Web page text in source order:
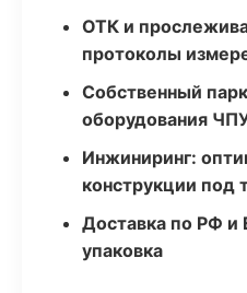
ОТК и
протоколы
Собственный
оборудования
Инжиниринг:
конструкции под
Доставка по РФ и
упаковка